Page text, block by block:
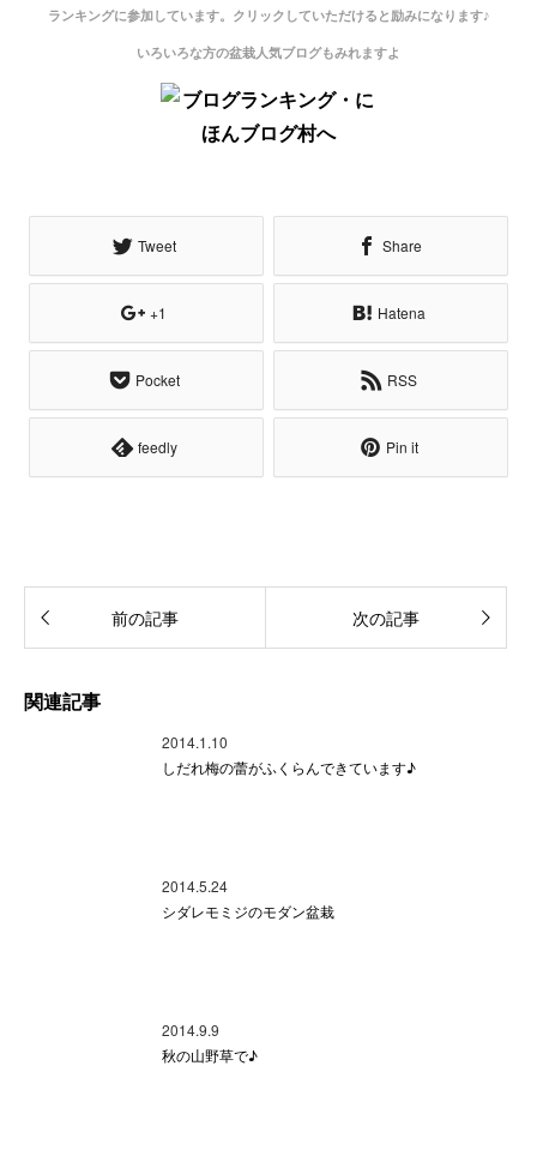
ランキングに参加しています。クリックしていただけると励みになります♪
いろいろな方の盆栽人気ブログもみれますよ
Tweet Share
+1 Hatena
Pocket RSS
feedly Pin it
前の記事 次の記事
関連記事
2014.1.10
しだれ梅の蕾がふくらんできています♪
2014.5.24
シダレモミジのモダン盆栽
2014.9.9
秋の山野草で♪